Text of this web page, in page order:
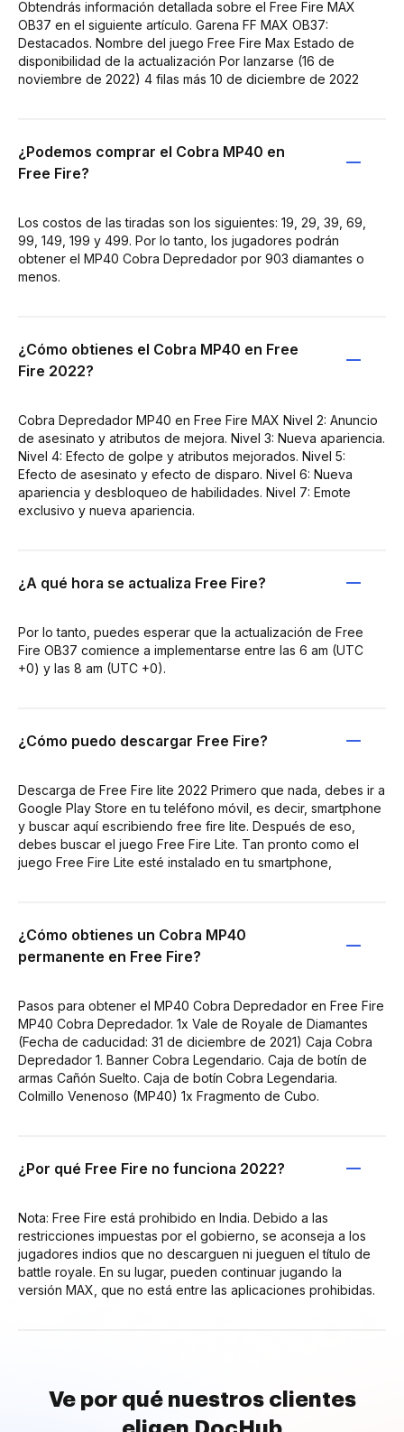
Obtendrás información detallada sobre el Free Fire MAX
OB37 en el siguiente artículo. Garena FF MAX OB37:
Destacados. Nombre del juego Free Fire Max Estado de
disponibilidad de la actualización Por lanzarse (16 de
noviembre de 2022) 4 filas más 10 de diciembre de 2022
¿Podemos comprar el Cobra MP40 en
Free Fire?
Los costos de las tiradas son los siguientes: 19, 29, 39, 69,
99, 149, 199 y 499. Por lo tanto, los jugadores podrán
obtener el MP40 Cobra Depredador por 903 diamantes o
menos.
¿Cómo obtienes el Cobra MP40 en Free
Fire 2022?
Cobra Depredador MP40 en Free Fire MAX Nivel 2: Anuncio
de asesinato y atributos de mejora. Nivel 3: Nueva apariencia.
Nivel 4: Efecto de golpe y atributos mejorados. Nivel 5:
Efecto de asesinato y efecto de disparo. Nivel 6: Nueva
apariencia y desbloqueo de habilidades. Nivel 7: Emote
exclusivo y nueva apariencia.
¿A qué hora se actualiza Free Fire?
Por lo tanto, puedes esperar que la actualización de Free
Fire OB37 comience a implementarse entre las 6 am (UTC
+0) y las 8 am (UTC +0).
¿Cómo puedo descargar Free Fire?
Descarga de Free Fire lite 2022 Primero que nada, debes ir a
Google Play Store en tu teléfono móvil, es decir, smartphone
y buscar aquí escribiendo free fire lite. Después de eso,
debes buscar el juego Free Fire Lite. Tan pronto como el
juego Free Fire Lite esté instalado en tu smartphone,
¿Cómo obtienes un Cobra MP40
permanente en Free Fire?
Pasos para obtener el MP40 Cobra Depredador en Free Fire
MP40 Cobra Depredador. 1x Vale de Royale de Diamantes
(Fecha de caducidad: 31 de diciembre de 2021) Caja Cobra
Depredador 1. Banner Cobra Legendario. Caja de botín de
armas Cañón Suelto. Caja de botín Cobra Legendaria.
Colmillo Venenoso (MP40) 1x Fragmento de Cubo.
¿Por qué Free Fire no funciona 2022?
Nota: Free Fire está prohibido en India. Debido a las
restricciones impuestas por el gobierno, se aconseja a los
jugadores indios que no descarguen ni jueguen el título de
battle royale. En su lugar, pueden continuar jugando la
versión MAX, que no está entre las aplicaciones prohibidas.
Ve por qué nuestros clientes